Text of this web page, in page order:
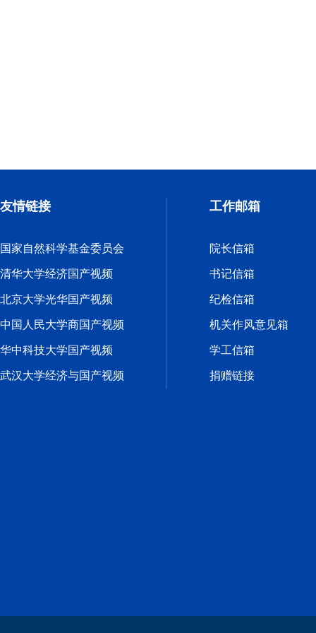
友情链接
国家自然科学基金委员会
清华大学经济国产视频
北京大学光华国产视频
中国人民大学商国产视频
华中科技大学国产视频
武汉大学经济与国产视频
工作邮箱
院长信箱
书记信箱
纪检信箱
机关作风意见箱
学工信箱
捐赠链接